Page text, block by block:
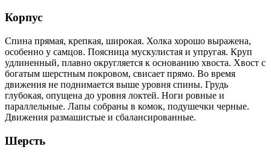
Корпус
Спина прямая, крепкая, широкая. Холка хорошо выражена,
особенно у самцов. Поясница мускулистая и упругая. Круп
удлиненный, плавно округляется к основанию хвоста. Хвост с
богатым шерстным покровом, свисает прямо. Во время
движения не поднимается выше уровня спины. Грудь
глубокая, опущена до уровня локтей. Ноги ровные и
параллельные. Лапы собраны в комок, подушечки черные.
Движения размашистые и сбалансированные.
Шерсть